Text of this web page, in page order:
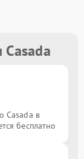
Casada в
бесплатно